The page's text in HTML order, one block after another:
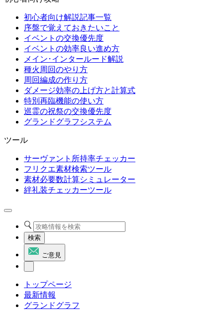
初心者向け解説記事一覧
序盤で覚えておきたいこと
イベントの交換優先度
イベントの効率良い進め方
メイン･インタールード解説
種火周回のやり方
周回編成の作り方
ダメージ効率の上げ方と計算式
特別再臨機能の使い方
巡霊の祝祭の交換優先度
グランドグラフシステム
ツール
サーヴァント所持率チェッカー
フリクエ素材検索ツール
素材必要数計算シミュレーター
絆礼装チェッカーツール
検索
ご意見
トップページ
最新情報
グランドグラフ